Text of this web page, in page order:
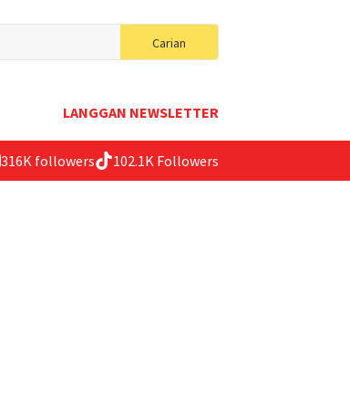
Carian
for:
LANGGAN NEWSLETTER
316K followers 102.1K Followers